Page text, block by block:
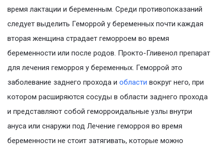
время лактации и беременным. Среди противопоказаний
следует выделить Геморрой у беременных почти каждая
вторая женщина страдает геморроем во время
беременности или после родов. Прокто-Гливенол препарат
для лечения геморроя у беременных. Геморрой это
заболевание заднего прохода и области вокруг него, при
котором расширяются сосуды в области заднего прохода
и представляют собой геморроидальные узлы внутри
ануса или снаружи под Лечение геморроя во время
беременности не стоит затягивать, которые можно